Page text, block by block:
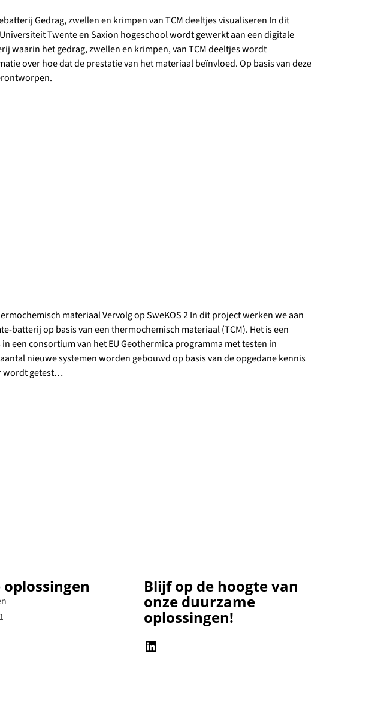
Gedrag, zwellen en krimpen van TCM deeltjes visualiseren In dit
Twente en Saxion hogeschool wordt gewerkt aan een digitale
waarin het gedrag, zwellen en krimpen, van TCM deeltjes wordt
over hoe dat de prestatie van het materiaal beïnvloed. Op basis van deze
materiaal Vervolg op SweKOS 2 In dit project werken we aan
batterij op basis van een thermochemisch materiaal (TCM). Het is een
in een consortium van het EU Geothermica programma met testen in
nieuwe systemen worden gebouwd op basis van de opgedane kennis
wordt getest…
oplossingen Blijf op de hoogte van
onze duurzame
oplossingen!
LinkedIn